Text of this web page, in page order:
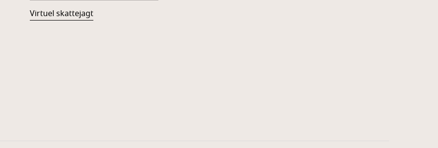
Virtuel skattejagt